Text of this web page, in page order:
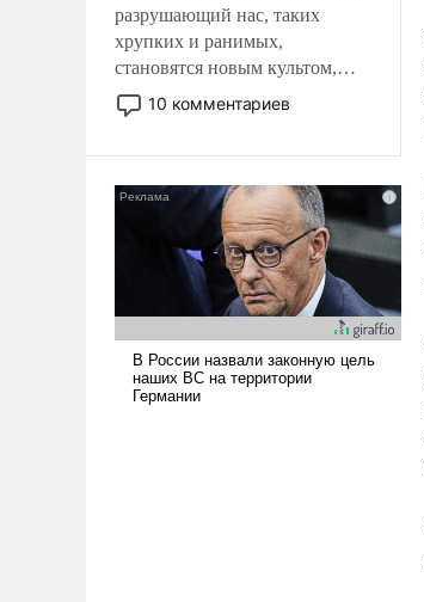
разрушающий нас, таких
хрупких и ранимых,
становятся новым культом,
постепенно вытесняя и
отменяя традиционное
ударами судьбы, брать на себя
ответственность, помогать
слабым, идти вперед и
адаптироваться.
10 комментариев